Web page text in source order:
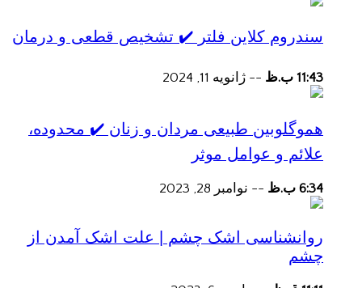
سندروم کلاین فلتر ✔️ تشخیص قطعی و درمان
11:43 ب.ظ -- ژانویه 11, 2024
هموگلوبین طبیعی مردان و زنان ✔️ محدوده،
علائم و عوامل موثر
6:34 ب.ظ -- نوامبر 28, 2023
روانشناسی اشک چشم | علت اشک آمدن از
چشم